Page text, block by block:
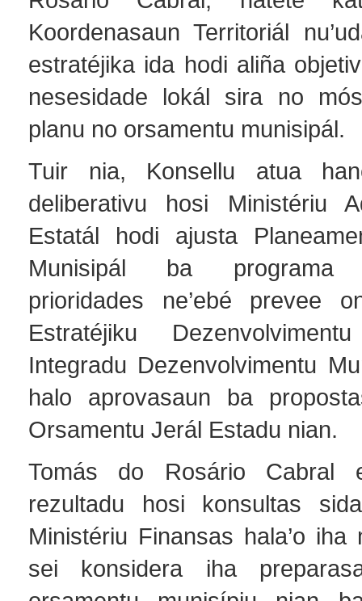
Koordenasaun Territoriál
estratéjika ida hodi aliña
nesesidade lokál sira no
planu no orsamentu munisipál.
Tuir nia, Konsellu atua
deliberativu hosi Ministériu
Estatál hodi ajusta
Munisipál ba programa
prioridades ne’ebé prevee
Estratéjiku
Integradu Dezenvolvimentu
halo aprovasaun ba
Orsamentu Jerál Estadu nian.
Tomás do Rosário Cabral
rezultadu hosi konsultas
Ministériu Finansas hala’o iha
sei konsidera iha